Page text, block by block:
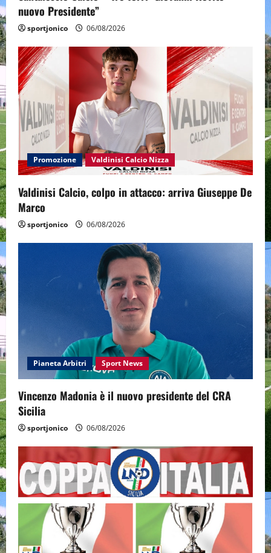
nuovo Presidente”
sportjonico 06/08/2026
Promozione Valdinisi Calcio Nizza
Valdinisi Calcio, colpo in attacco: arriva Giuseppe De
Marco
sportjonico 06/08/2026
Pianeta Arbitri Sport News
Vincenzo Madonia è il nuovo presidente del CRA
Sicilia
sportjonico 06/08/2026